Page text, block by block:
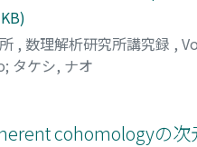
, 数理解析研究所講究録 ,
; タケシ, ナオ
cohomologyの